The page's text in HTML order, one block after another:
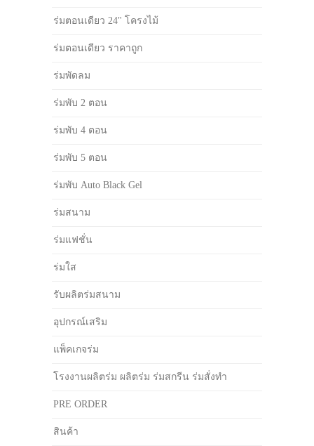
ร่มตอนเดียว 24" โครงไม้
ร่มตอนเดียว ราคาถูก
ร่มพัดลม
ร่มพับ 2 ตอน
ร่มพับ 4 ตอน
ร่มพับ 5 ตอน
ร่มพับ Auto Black Gel
ร่มสนาม
ร่มแฟชั่น
ร่มใส
รับผลิตร่มสนาม
อุปกรณ์เสริม
แพ็คเกจร่ม
โรงงานผลิตร่ม ผลิตร่ม ร่มสกรีน ร่มสั่งทำ
PRE ORDER
สินค้า